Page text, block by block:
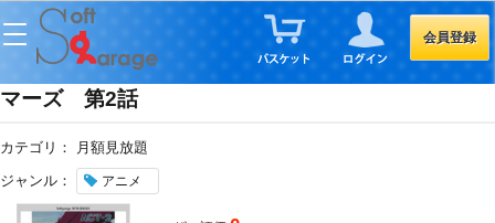
会員登録
マーズ 第2話
カテゴリ：
月額見放題
ジャンル：
アニメ